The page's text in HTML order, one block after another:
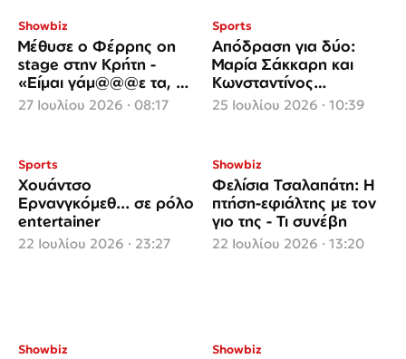
Showbiz
Μέθυσε ο Φέρρης on
stage στην Κρήτη -
«Είμαι γάμ@@@ε τα, μη
με διαλύσετε στο
27 Ιουλίου 2026 · 08:17
Sports
Απόδραση για δύο:
Μαρία Σάκκαρη και
Κωνσταντίνος
Μητσοτάκης
25 Ιουλίου 2026 · 10:39
Sports
Χουάντσο
Ερνανγκόμεθ... σε ρόλο
entertainer
22 Ιουλίου 2026 · 23:27
Showbiz
Φελίσια Τσαλαπάτη: Η
πτήση-εφιάλτης με τον
γιο της - Τι συνέβη
22 Ιουλίου 2026 · 13:20
Showbiz Showbiz